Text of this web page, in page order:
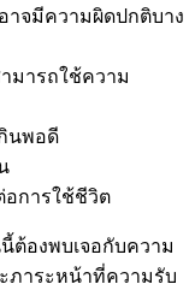
าจมีความผิดปกติบาง
มารถใช้ความ
นพอดี
อการใช้ชีวิต
ต้องพบเจอกับความ
ภาระหน้าที่ความรับ